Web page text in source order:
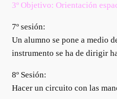
3º Objetivo: Orientación
7º sesión:
Un alumno se pone a medio
instrumento se ha de dirigir
8º Sesión:
Hacer un circuito con las